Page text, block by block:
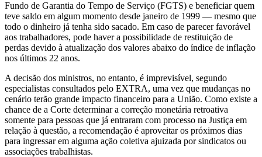
Fundo de Garantia do Tempo de Serviço (FGTS) e beneficiar quem
teve saldo em algum momento desde janeiro de 1999 — mesmo que
todo o dinheiro já tenha sido sacado. Em caso de parecer favorável
aos trabalhadores, pode haver a possibilidade de restituição de
perdas devido à atualização dos valores abaixo do índice de inflação
nos últimos 22 anos.
A decisão dos ministros, no entanto, é imprevisível, segundo
especialistas consultados pelo EXTRA, uma vez que mudanças no
cenário terão grande impacto financeiro para a União. Como existe a
chance de a Corte determinar a correção monetária retroativa
somente para pessoas que já entraram com processo na Justiça em
relação à questão, a recomendação é aproveitar os próximos dias
para ingressar em alguma ação coletiva ajuizada por sindicatos ou
associações trabalhistas.